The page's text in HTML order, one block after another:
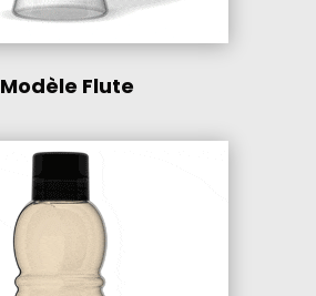
Modèle Flute